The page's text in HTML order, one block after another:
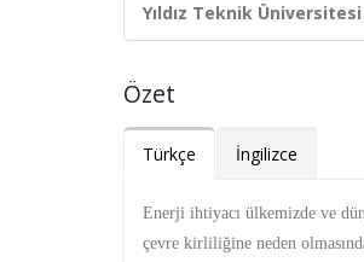
Yıldız Teknik
Özet
Türkçe İngilizce
Enerji ihtiyacı ülkemizde ve
çevre kirliliğine neden